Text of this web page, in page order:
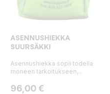
ASENNUSHIEKKA
SUURSÄKKI
Asennushiekka sopii todella
moneen tarkoitukseen,...
Hinta
96,00 €